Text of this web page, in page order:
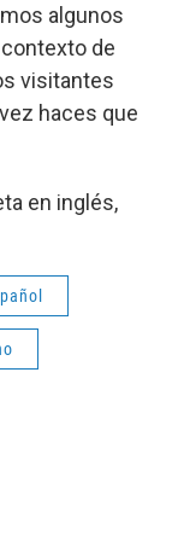
algunos
de
visitantes
haces que
en inglés,